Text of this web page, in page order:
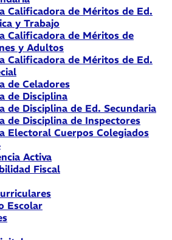
Calificadora de Méritos de Ed.
y Trabajo
Calificadora de Méritos de
y Adultos
Calificadora de Méritos de Ed.
de Celadores
de Disciplina
de Disciplina de Ed. Secundaria
de Disciplina de Inspectores
Electoral Cuerpos Colegiados
Activa
Fiscal
Escolar